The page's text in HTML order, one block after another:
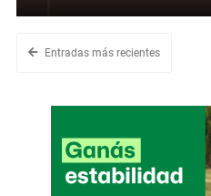
Entradas más recientes